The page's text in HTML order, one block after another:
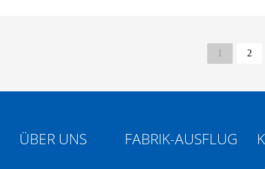
1 2
ÜBER UNS FABRIK-AUSFLUG